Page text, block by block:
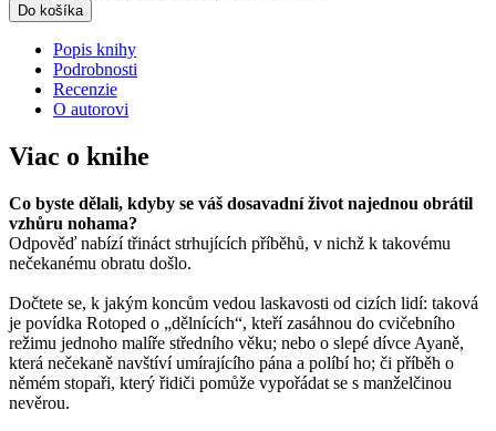
Do košíka
Popis knihy
Podrobnosti
Recenzie
O autorovi
Viac o knihe
Co byste dělali, kdyby se váš dosavadní život najednou obrátil
vzhůru nohama?
Odpověď nabízí třináct strhujících příběhů, v nichž k takovému
nečekanému obratu došlo.
Dočtete se, k jakým koncům vedou laskavosti od cizích lidí: taková
je povídka Rotoped o „dělnících“, kteří zasáhnou do cvičebního
režimu jednoho malíře středního věku; nebo o slepé dívce Ayaně,
která nečekaně navštíví umírajícího pána a políbí ho; či příběh o
němém stopaři, který řidiči pomůže vypořádat se s manželčinou
nevěrou.